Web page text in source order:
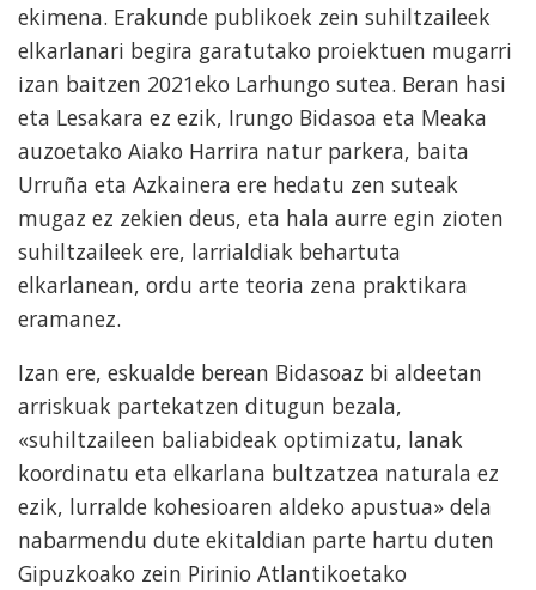
ekimena. Erakunde publikoek zein suhiltzaileek
elkarlanari begira garatutako proiektuen mugarri
izan baitzen 2021eko Larhungo sutea. Beran hasi
eta Lesakara ez ezik, Irungo Bidasoa eta Meaka
auzoetako Aiako Harrira natur parkera, baita
Urruña eta Azkainera ere hedatu zen suteak
mugaz ez zekien deus, eta hala aurre egin zioten
suhiltzaileek ere, larrialdiak behartuta
elkarlanean, ordu arte teoria zena praktikara
eramanez.
Izan ere, eskualde berean Bidasoaz bi aldeetan
arriskuak partekatzen ditugun bezala,
«suhiltzaileen baliabideak optimizatu, lanak
koordinatu eta elkarlana bultzatzea naturala ez
ezik, lurralde kohesioaren aldeko apustua» dela
nabarmendu dute ekitaldian parte hartu duten
Gipuzkoako zein Pirinio Atlantikoetako